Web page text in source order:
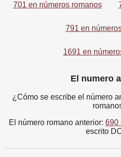
701 en números romanos
791 en
1691 en
El numero
¿Cómo se escribe el número
El número romano anterior: 690
escrito